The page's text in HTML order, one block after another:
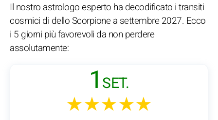
Il nostro astrologo esperto ha decodificato i transiti
cosmici di dello Scorpione a settembre 2027. Ecco
i 5 giorni più favorevoli da non perdere
assolutamente:
1 SET.
★★★★★